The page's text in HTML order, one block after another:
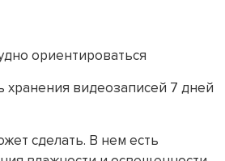
ориентироваться
хранения видеозаписей 7 дней
сделать. В нем есть